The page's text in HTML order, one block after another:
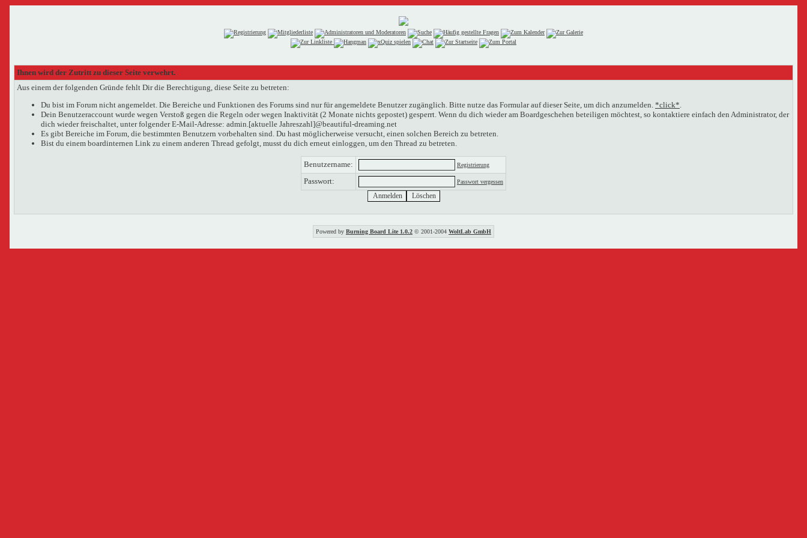
Ihnen wird der Zutritt zu dieser Seite verwehrt.
Aus einem der folgenden Gründe fehlt Dir die Berechtigung, diese Seite zu betreten:
Du bist im Forum nicht angemeldet. Die Bereiche und Funktionen des Forums sind nur für angemeldete Benutzer zugänglich. Bitte nutze das Formular auf dieser Seite, um dich anzumelden. *click*.
Dein Benutzeraccount wurde wegen Verstoß gegen die Regeln oder wegen Inaktivität (2 Monate nichts gepostet) gesperrt. Wenn du dich wieder am Boardgeschehen beteiligen möchtest, so kontaktiere einfach den Administrator, der
dich wieder freischaltet, unter folgender E-Mail-Adresse: admin.[aktuelle Jahreszahl]@beautiful-dreaming.net
Es gibt Bereiche im Forum, die bestimmten Benutzern vorbehalten sind. Du hast möglicherweise versucht, einen solchen Bereich zu betreten.
Bist du einem boardinternen Link zu einem anderen Thread gefolgt, musst du dich erneut einloggen, um den Thread zu betreten.
Benutzername: Registrierung
Passwort: Passwort vergessen
Powered by Burning Board Lite 1.0.2 © 2001-2004 WoltLab GmbH